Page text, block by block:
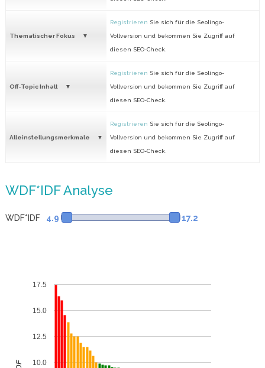
Thematischer Fokus
Registrieren Sie sich für die Seolingo-
Vollversion und bekommen Sie Zugriff auf
diesen SEO-Check.
Off-Topic Inhalt
Registrieren Sie sich für die Seolingo-
Vollversion und bekommen Sie Zugriff auf
diesen SEO-Check.
Alleinstellungsmerkmale
Registrieren Sie sich für die Seolingo-
Vollversion und bekommen Sie Zugriff auf
diesen SEO-Check.
WDF*IDF Analyse
WDF*IDF 4.9 17.2
10.0
12.5
15.0
17.5